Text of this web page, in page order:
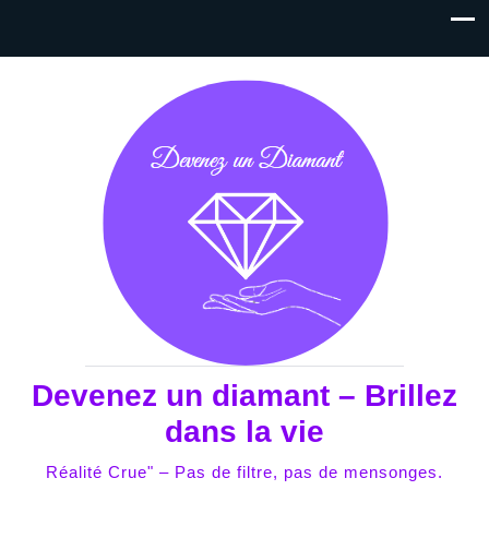
Devenez un diamant – Brillez
dans la vie
Réalité Crue" – Pas de filtre, pas de mensonges.